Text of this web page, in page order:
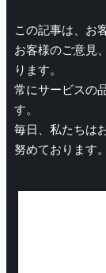
この記事は、お
お客様のご意見
ります。
常にサービスの
す。
毎日、私たちは
努めております。